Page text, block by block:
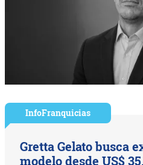
InfoFranquicias
Gretta Gelato busca
modelo desde US$